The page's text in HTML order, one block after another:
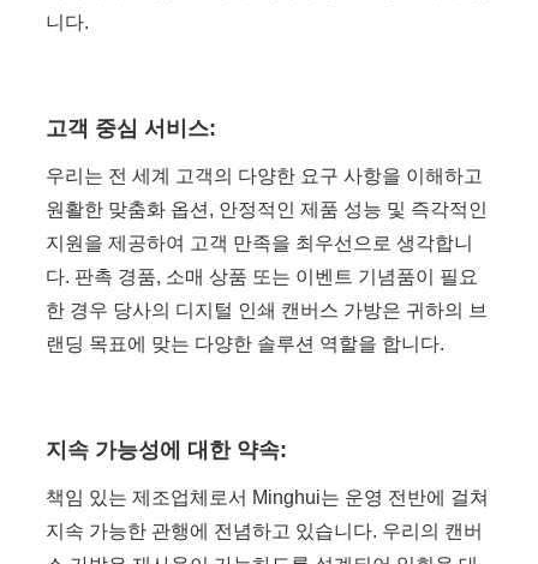
니다.
고객 중심 서비스:
우리는 전 세계 고객의 다양한 요구 사항을 이해하고
원활한 맞춤화 옵션, 안정적인 제품 성능 및 즉각적인
지원을 제공하여 고객 만족을 최우선으로 생각합니
다. 판촉 경품, 소매 상품 또는 이벤트 기념품이 필요
한 경우 당사의 디지털 인쇄 캔버스 가방은 귀하의 브
랜딩 목표에 맞는 다양한 솔루션 역할을 합니다.
지속 가능성에 대한 약속:
책임 있는 제조업체로서 Minghui는 운영 전반에 걸쳐
지속 가능한 관행에 전념하고 있습니다. 우리의 캔버